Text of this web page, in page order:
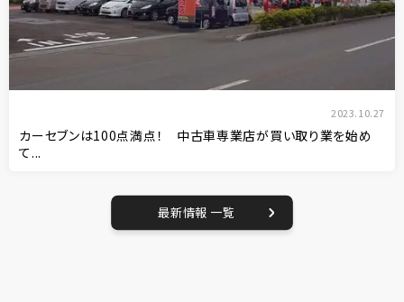
2023.10.27
カーセブンは100点満点！ 中古車専業店が買い取り業を始め
て...
最新情報 一覧